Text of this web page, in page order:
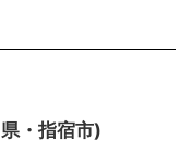
・指宿市)